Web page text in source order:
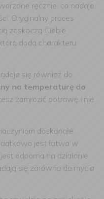
ręcznie, co nadaje
Oryginalny proces
zaskoczą Ciebie
doda charakteru
się również do
na temperaturę do
zamrozić potrawę i nie
doskonałe
jest łatwa w
odporna na działanie
się zarówno do mycia